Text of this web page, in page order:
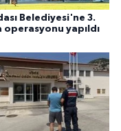
Belediyesi'ne 3.
operasyonu yapıldı